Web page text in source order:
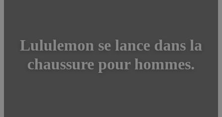
Lululemon se lance dans la
chaussure pour hommes.